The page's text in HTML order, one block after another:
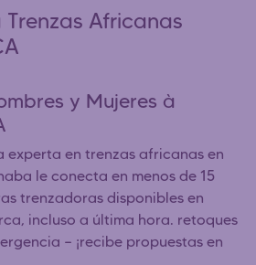
Trenzas Africanas
y Mujeres à
experta en trenzas africanas en
le conecta en menos de 15
trenzadoras disponibles en
incluso a última hora. retoques
— ¡recibe propuestas en